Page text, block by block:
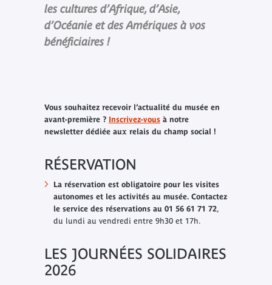
les cultures d’Afrique, d’Asie,
d’Océanie et des Amériques à vos
bénéficiaires !
Vous souhaitez recevoir l’actualité du musée en
avant-première ? Inscrivez-vousà notre
newsletter dédiée aux relais du champ social !
RÉSERVATION
La réservation est obligatoire pour les visites
autonomes et les activités au musée. Contactez
le service des réservations au 01 56 61 71 72,
du lundi au vendredi entre 9h30 et 17h.
LES JOURNÉES SOLIDAIRES
2026